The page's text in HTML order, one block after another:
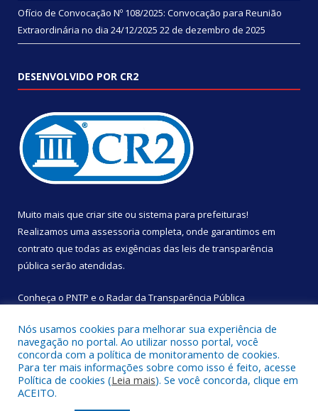
Ofício de Convocação Nº 108/2025: Convocação para Reunião
Extraordinária no dia 24/12/2025 22 de dezembro de 2025
DESENVOLVIDO POR CR2
Muito mais que criar site ou sistema para prefeituras!
Realizamos uma assessoria completa, onde garantimos em
contrato que todas as exigências das leis de transparência
pública serão atendidas.
Conheça o PNTP e o Radar da Transparência Pública
Todos os direitos reservados a Câmara Municipal de São
Sebastião da Boa Vista.
Nós usamos cookies para melhorar sua experiência de
navegação no portal. Ao utilizar nosso portal, você
concorda com a política de monitoramento de cookies.
Para ter mais informações sobre como isso é feito, acesse
Política de cookies (Leia mais). Se você concorda, clique em
ACEITO.